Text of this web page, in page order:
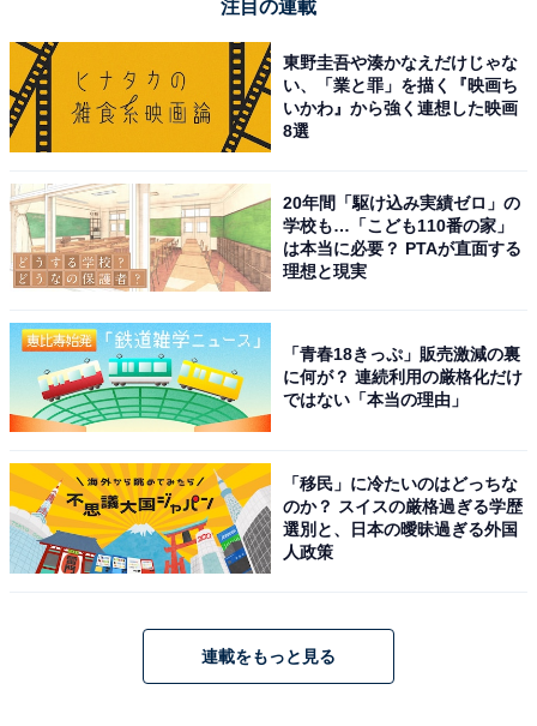
また、2026年4月から上演されたなにわ男子・大橋和也
さんとダブル主演の『AmberS -アンバース-』では、謎の
多い流しのピアニスト・アランを演じ、素晴らしい演技
を見せています。
高い歌唱力とダンススキルを誇る寺西さんは、ミュージ
カルをはじめ舞台で輝く俳優です。今後もさまざまな作
品に出演することが予想され、ファンを楽しませてくれ
そうです。
【寺西拓人】インスタフォロワーが5万→122
万に急増！ 大注目を浴びる“国民の元カレ”の
魅力とは
注目の連載
東野圭吾や湊かなえだけじゃな
い、「業と罪」を描く『映画ち
いかわ』から強く連想した映画
8選
20年間「駆け込み実績ゼロ」の
学校も…「こども110番の家」
は本当に必要？ PTAが直面する
理想と現実
「青春18きっぷ」販売激減の裏
に何が？ 連続利用の厳格化だけ
ではない「本当の理由」
「移民」に冷たいのはどっちな
のか？ スイスの厳格過ぎる学歴
選別と、日本の曖昧過ぎる外国
人政策
連載をもっと見る